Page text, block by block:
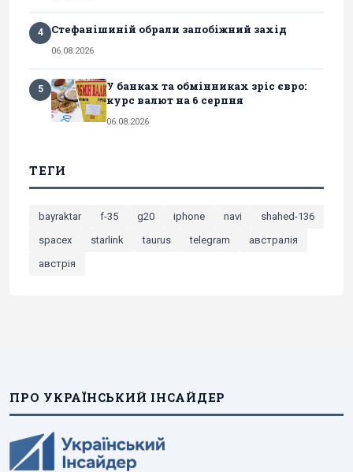
4 Стефанішиній обрали запобіжний захід
06.08.2026
5
У банках та обмінниках зріс євро:
курс валют на 6 серпня
06.08.2026
ТЕГИ
bayraktar f-35 g20 iphone navi
shahed-136
spacex
starlink taurus telegram
австралія
австрія
ПРО УКРАЇНСЬКИЙ ІНСАЙДЕР